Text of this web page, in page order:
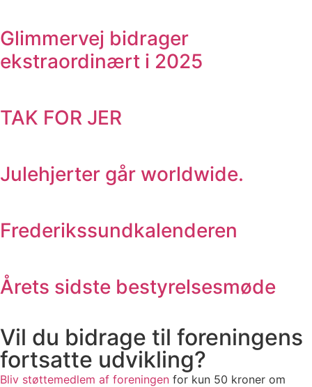
Glimmervej bidrager
ekstraordinært i 2025
TAK FOR JER
Julehjerter går worldwide.
Frederikssundkalenderen
Årets sidste bestyrelsesmøde
Vil du bidrage til foreningens
fortsatte udvikling?
Bliv støttemedlem af foreningen for kun 50 kroner om